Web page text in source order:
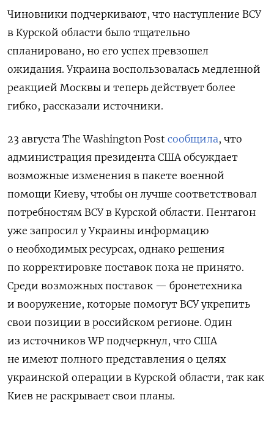
Чиновники подчеркивают, что наступление ВСУ
в Курской области было тщательно
спланировано, но его успех превзошел
ожидания. Украина воспользовалась медленной
реакцией Москвы и теперь действует более
гибко, рассказали источники.
23 августа The Washington Post сообщила, что
администрация президента США обсуждает
возможные изменения в пакете военной
помощи Киеву, чтобы он лучше соответствовал
потребностям ВСУ в Курской области. Пентагон
уже запросил у Украины информацию
о необходимых ресурсах, однако решения
по корректировке поставок пока не принято.
Среди возможных поставок — бронетехника
и вооружение, которые помогут ВСУ укрепить
свои позиции в российском регионе. Один
из источников WP подчеркнул, что США
не имеют полного представления о целях
украинской операции в Курской области, так как
Киев не раскрывает свои планы.